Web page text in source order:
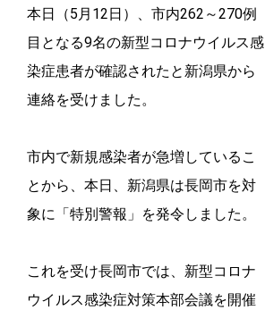
本日（5月12日）、市内262～270例
目となる9名の新型コロナウイルス感
染症患者が確認されたと新潟県から
連絡を受けました。
市内で新規感染者が急増しているこ
とから、本日、新潟県は長岡市を対
象に「特別警報」を発令しました。
これを受け長岡市では、新型コロナ
ウイルス感染症対策本部会議を開催